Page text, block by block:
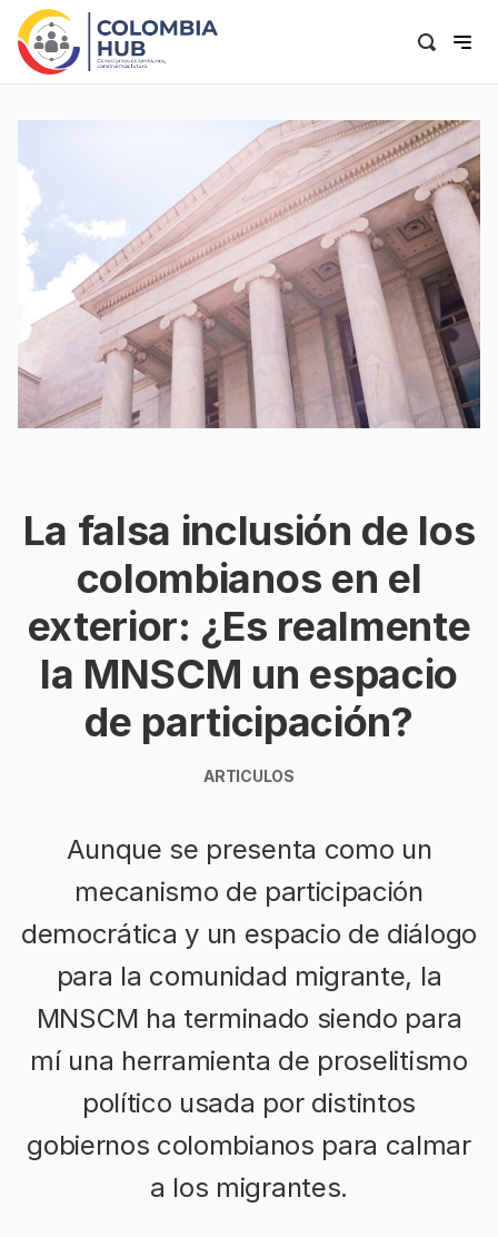
La falsa inclusión de los
colombianos en el
exterior: ¿Es realmente
la MNSCM un espacio
de participación?
ARTICULOS
Aunque se presenta como un
mecanismo de participación
democrática y un espacio de diálogo
para la comunidad migrante, la
MNSCM ha terminado siendo para
mí una herramienta de proselitismo
político usada por distintos
gobiernos colombianos para calmar
a los migrantes.